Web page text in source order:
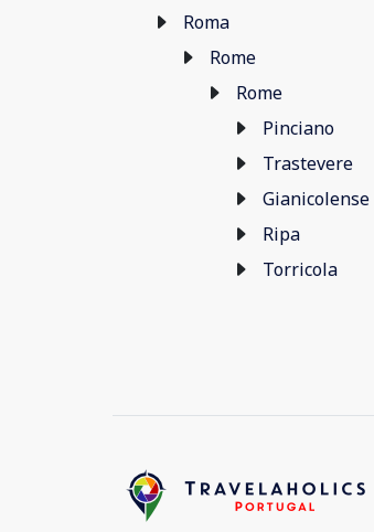
Roma
Rome
Rome
Pinciano
Trastevere
Gianicolense
Ripa
Torricola